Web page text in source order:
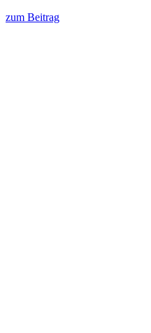
zum Beitrag